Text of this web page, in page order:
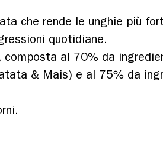
che rende le unghie più
quotidiane.
composta al 70% da
& Mais) e al 75% da